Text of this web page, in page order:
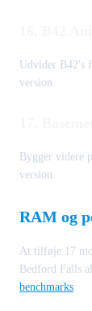
Udvider B42's
version.
Bygger videre
version.
RAM og
At tilføje 17
Bedford Falls
benchmarks.